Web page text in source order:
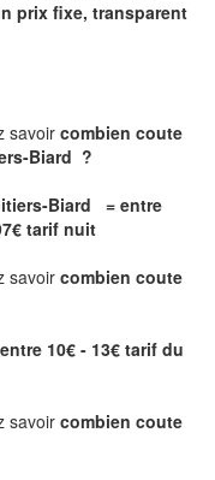
prix fixe, transparent
savoir combien coute
Biard ?
Biard = entre
tarif nuit
savoir combien coute
10€ - 13€ tarif du
savoir combien coute